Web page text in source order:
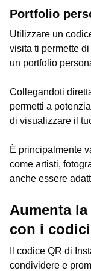
Portfolio
Utilizzare un
visita ti permette
un portfolio
Collegandoti
permetti a
di visualizzare il
È principalmente
come artisti,
anche essere
Aumenta
con i codici
Il codice QR di
condividere e